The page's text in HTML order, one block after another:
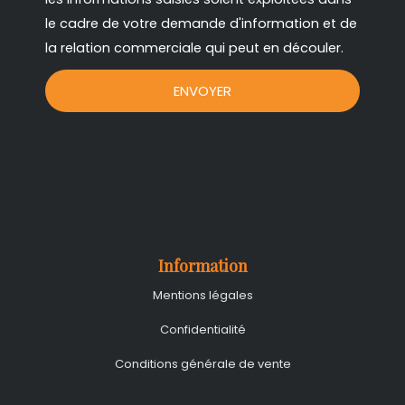
le cadre de votre demande d'information et de
la relation commerciale qui peut en découler.
ENVOYER
Information
Mentions légales
Confidentialité
Conditions générale de vente